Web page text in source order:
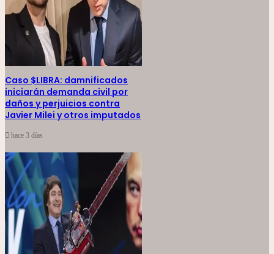
Caso $LIBRA: damnificados
iniciarán demanda civil por
daños y perjuicios contra
Javier Milei y otros imputados
hace 3 días